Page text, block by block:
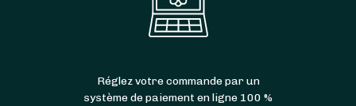
Réglez votre commande par un
système de paiement en ligne 100 %